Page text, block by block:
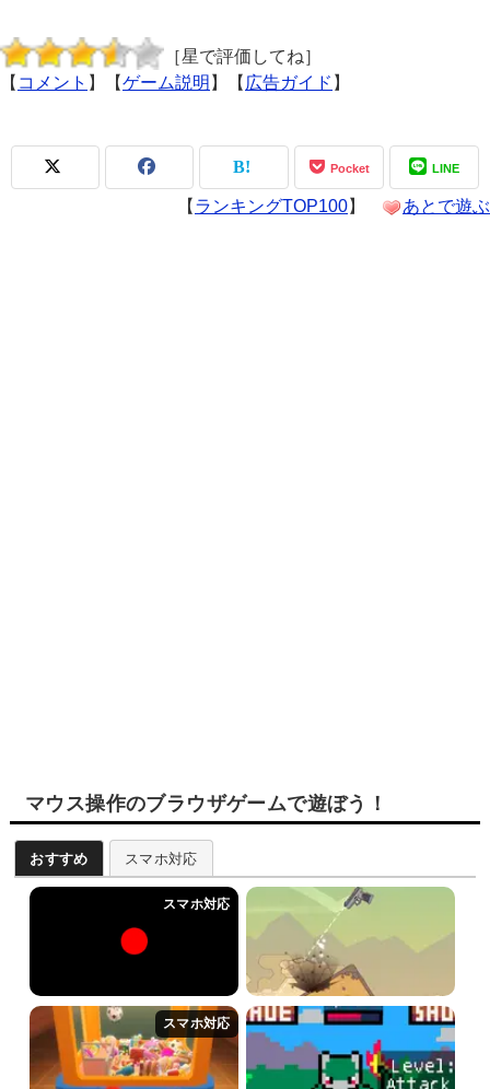
［星で評価してね］
【 コメント 】【ゲーム説明 】【 広告ガイド 】
Pocket LINE
【 ランキングTOP100】 あとで遊ぶ
マウス操作のブラウザゲームで遊ぼう！
おすすめ スマホ対応